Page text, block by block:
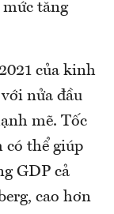
mức tăng
của kinh
nửa đầu
mẽ. Tốc
có thể giúp
GDP cả
cao hơn